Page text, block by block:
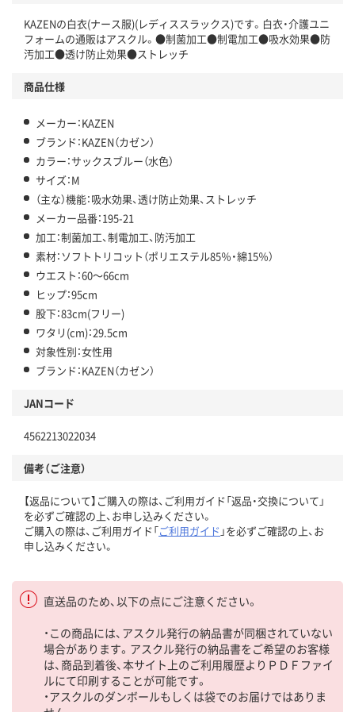
KAZENの白衣(ナース服)(レディススラックス)です。白衣・介護ユニ
フォームの通販はアスクル。●制菌加工●制電加工●吸水効果●防
汚加工●透け防止効果●ストレッチ
商品仕様
メーカー：KAZEN
ブランド：KAZEN（カゼン）
カラー：サックスブルー（水色）
サイズ：M
（主な）機能：吸水効果、透け防止効果、ストレッチ
メーカー品番：195-21
加工：制菌加工、制電加工、防汚加工
素材：ソフトトリコット（ポリエステル85％・綿15％）
ウエスト：60～66cm
ヒップ：95cm
股下：83cm(フリー)
ワタリ(cm)：29.5cm
対象性別：女性用
ブランド：KAZEN（カゼン）
JANコード
4562213022034
備考（ご注意）
【返品について】ご購入の際は、ご利用ガイド「返品・交換について」
を必ずご確認の上、お申し込みください。
ご購入の際は、ご利用ガイド「ご利用ガイド 」を必ずご確認の上、お
申し込みください。
直送品のため、以下の点にご注意ください。
・この商品には、アスクル発行の納品書が同梱されていない
場合があります。アスクル発行の納品書をご希望のお客様
は、商品到着後、本サイト上のご利用履歴よりＰＤＦファイ
ルにて印刷することが可能です。
・アスクルのダンボールもしくは袋でのお届けではありま